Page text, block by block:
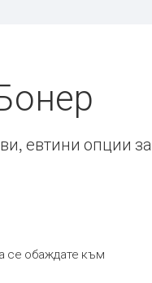
евтини опции за
се обаждате към